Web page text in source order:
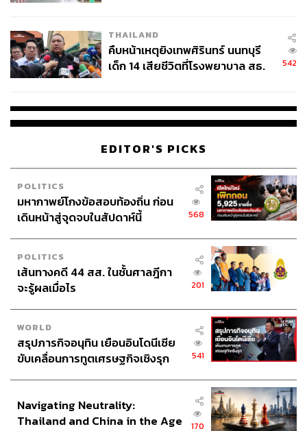
THAILAND
คืบหน้าเหตุยิงเทพศิรินทร์ นนทบุรี
เด็ก 14 เสียชีวิตที่โรงพยาบาล สธ.
542
EDITOR'S PICKS
POLITICS
มหากาพย์โกงข้อสอบท้องถิ่น ก่อน
เดินหน้าสู่จุดจบในสัปดาห์นี้
568
POLITICS
เส้นทางคดี 44 สส. ในชั้นศาลฎีกา
จะรู้ผลเมื่อไร
201
WORLD
สรุปภารกิจอนุทิน เยือนอินโดนีเซีย
ขับเคลื่อนการทูตเศรษฐกิจเชิงรุก
541
Navigating Neutrality:
Thailand and China in the Age
170